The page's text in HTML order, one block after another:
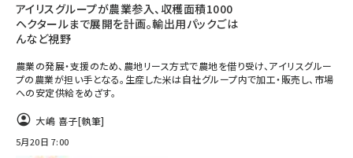
アイリスグループが農業参入、収穫面積1000
ヘクタールまで展開を計画。輸出用パックごは
んなど視野
農業の発展・支援のため、農地リース方式で農地を借り受け、アイリスグルー
プの農業が担い手となる。生産した米は自社グループ内で加工・販売し、市場
への安定供給をめざす。
大嶋 喜子[執筆]
5月20日 7:00